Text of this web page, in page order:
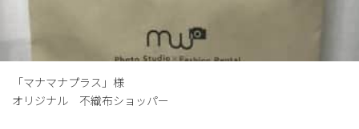
「マナマナプラス」様
オリジナル 不織布ショッパー